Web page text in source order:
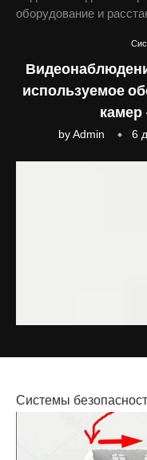
оборудование и
используемое
камер
byAdmin 6
Системы